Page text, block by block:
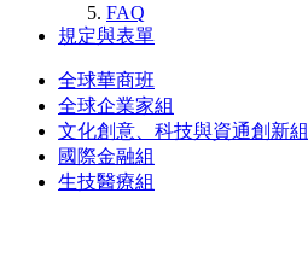
FAQ
規定與表單
全球華商班
全球企業家組
文化創意、科技與資通創新組
國際金融組
生技醫療組